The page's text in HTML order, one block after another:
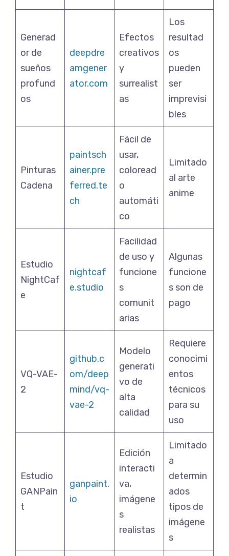
Generad
or de
sueños
profund
os
deepdre
amgener
ator.com
Efectos
creativos
y
surrealist
as
Los
resultad
os
pueden
ser
imprevisi
bles
Pinturas
Cadena
paintsch
ainer.pre
ferred.te
ch
Fácil de
usar,
coloread
o
automáti
co
Limitado
al arte
anime
Estudio
NightCaf
e
nightcaf
e.studio
Facilidad
de uso y
funcione
s
comunit
arias
Algunas
funcione
s son de
pago
VQ-VAE-
2
github.c
om/deep
mind/vq-
vae-2
Modelo
generati
vo de
alta
calidad
Requiere
conocimi
entos
técnicos
para su
uso
Estudio
GANPain
t
ganpaint.
io
Edición
interacti
va,
imágene
s
realistas
Limitado
a
determin
ados
tipos de
imágene
s